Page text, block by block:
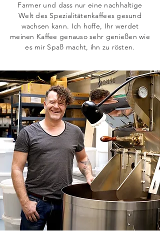
Farmer und dass nur eine nachhaltige
Welt des Spezialitätenkaffees gesund
wachsen kann. Ich hoffe, Ihr werdet
meinen Kaffee genauso sehr genießen wie
es mir Spaß macht, ihn zu rösten.